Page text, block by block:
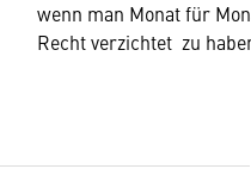
wenn man Monat für
Recht verzichtet zu